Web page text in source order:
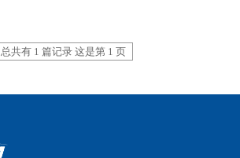
总共有 1 篇记录 这是第 1 页